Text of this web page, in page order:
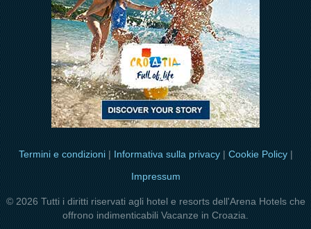
Termini e condizioni| Informativa sulla privacy| Cookie Policy|
Impressum
© 2026 Tutti i diritti riservati agli hotel e resorts dell'Arena Hotels che
offrono indimenticabili Vacanze in Croazia.